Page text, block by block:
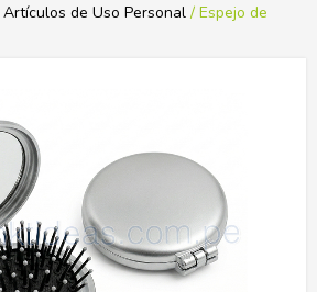
Artículos de Uso Personal / Espejo de